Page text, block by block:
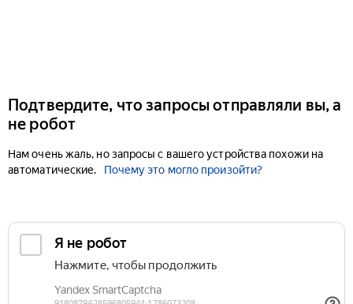
Подтвердите, что запросы отправляли вы, а
не робот
Нам очень жаль, но запросы с вашего устройства похожи на
автоматические.
Почему это могло произойти?